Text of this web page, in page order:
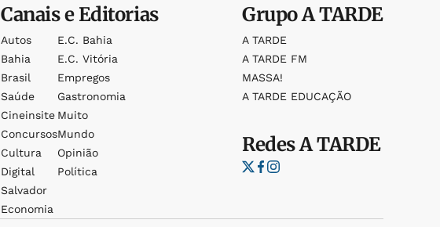
Canais e Editorias
Autos
Bahia
Brasil
Saúde
Cineinsite
Concursos
Cultura
Digital
Salvador
Economia
E.c. Bahia
E.c. Vitória
Empregos
Gastronomia
Muito
Mundo
Opinião
Política
GrupoA TARDE
A TARDE
A TARDE FM
MASSA!
A TARDE EDUCAÇÃO
RedesA TARDE